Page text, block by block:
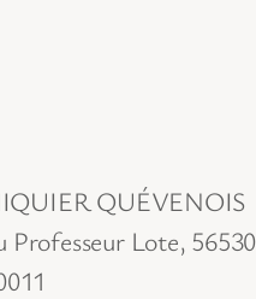
QUÉVENOIS
Professeur Lote,